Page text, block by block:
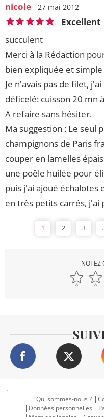
nicole - 27 mai 2012
Excellent
succulent
Merci à la Rédaction
bien expliquée et simple
Je n'avais pas de filet,
déficelé: cuisson 20 mn
A refaire sans hésiter.
Ma suggestion : Le seul
champignons de Paris
couper en lamelles
une poêle huilée pour
puis j'ai ajoué échalotes
en très petits carrés, j'ai
1 2 3
NOTEZ
...
Qui sommes-nous ?
Données personnelles